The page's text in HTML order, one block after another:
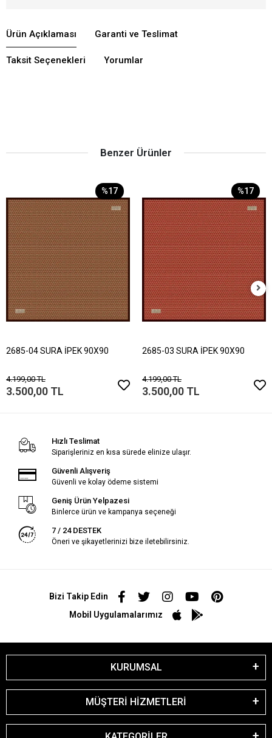
Ürün Açıklaması Garanti ve Teslimat
Taksit Seçenekleri Yorumlar
Benzer Ürünler
%17
2685-04 SURA İPEK 90X90
4.199,00 TL
3.500,00 TL
%17
2685-03 SURA İPEK 90X90
4.199,00 TL
3.500,00 TL
Hızlı Teslimat
Siparişleriniz en kısa sürede elinize ulaşır.
Güvenli Alışveriş
Güvenli ve kolay ödeme sistemi
Geniş Ürün Yelpazesi
Binlerce ürün ve kampanya seçeneği
7 / 24 DESTEK
Öneri ve şikayetlerinizi bize iletebilirsiniz.
Bizi Takip Edin
Mobil Uygulamalarımız
KURUMSAL
MÜŞTERİ HİZMETLERİ